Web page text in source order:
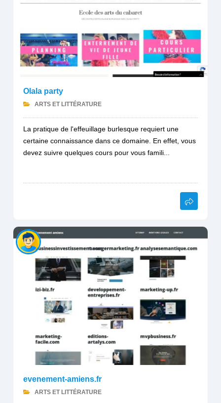
Olala party
ARTS ET LITTÉRATURE
La pratique de l'effeuillage burlesque requiert une
certaine connaissance dans ce domaine. En effet, vous
devez suivre quelques cours pour vous famili...
evenement-amiens.fr
ARTS ET LITTÉRATURE